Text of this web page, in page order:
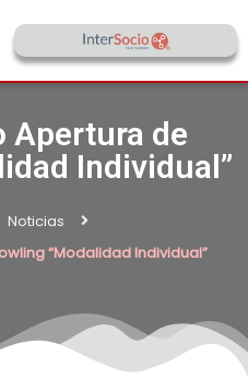
Apertura de
Individual”
Noticias
“Modalidad Individual”